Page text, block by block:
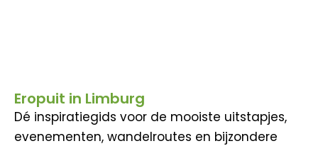
Eropuit in Limburg
Dé inspiratiegids voor de mooiste uitstapjes,
evenementen, wandelroutes en bijzondere